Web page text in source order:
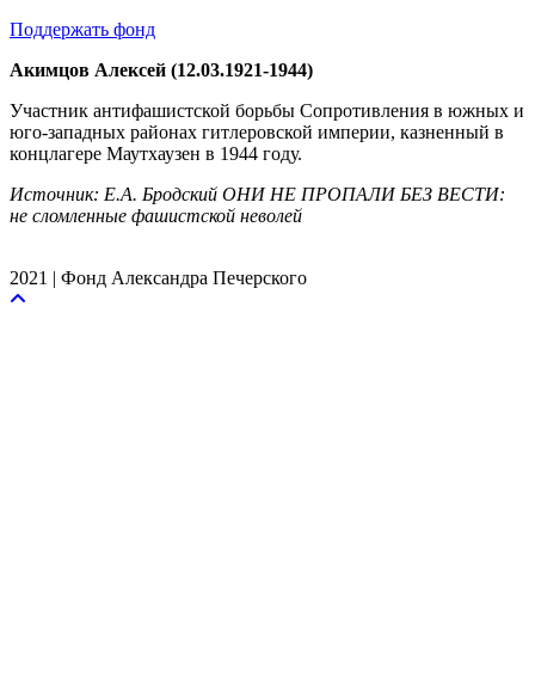
Поддержать фонд
Акимцов Алексей (12.03.1921-1944)
Участник антифашистской борьбы Сопротивления в южных и
юго-западных районах гитлеровской империи, казненный в
концлагере Маутхаузен в 1944 году.
Источник: Е.А. Бродский ОНИ НЕ ПРОПАЛИ БЕЗ ВЕСТИ:
не сломленные фашистской неволей
2021 | Фонд Александра Печерского